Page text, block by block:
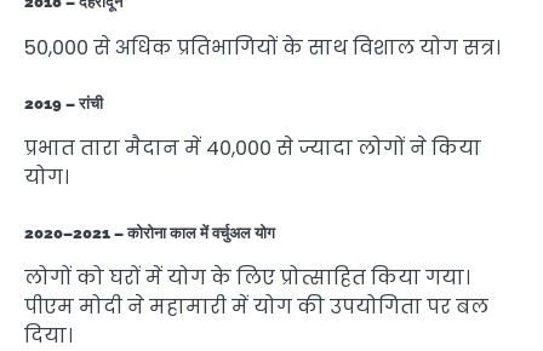
50,000 से अधिक प्रतिभागियों के साथ विशाल योग सत्र।
2019 – रांची
प्रभात तारा मैदान में 40,000 से ज्यादा लोगों ने किया
योग।
2020–2021 – कोरोना काल में वर्चुअल योग
लोगों को घरों में योग के लिए प्रोत्साहित किया गया।
पीएम मोदी ने महामारी में योग की उपयोगिता पर बल
दिया।